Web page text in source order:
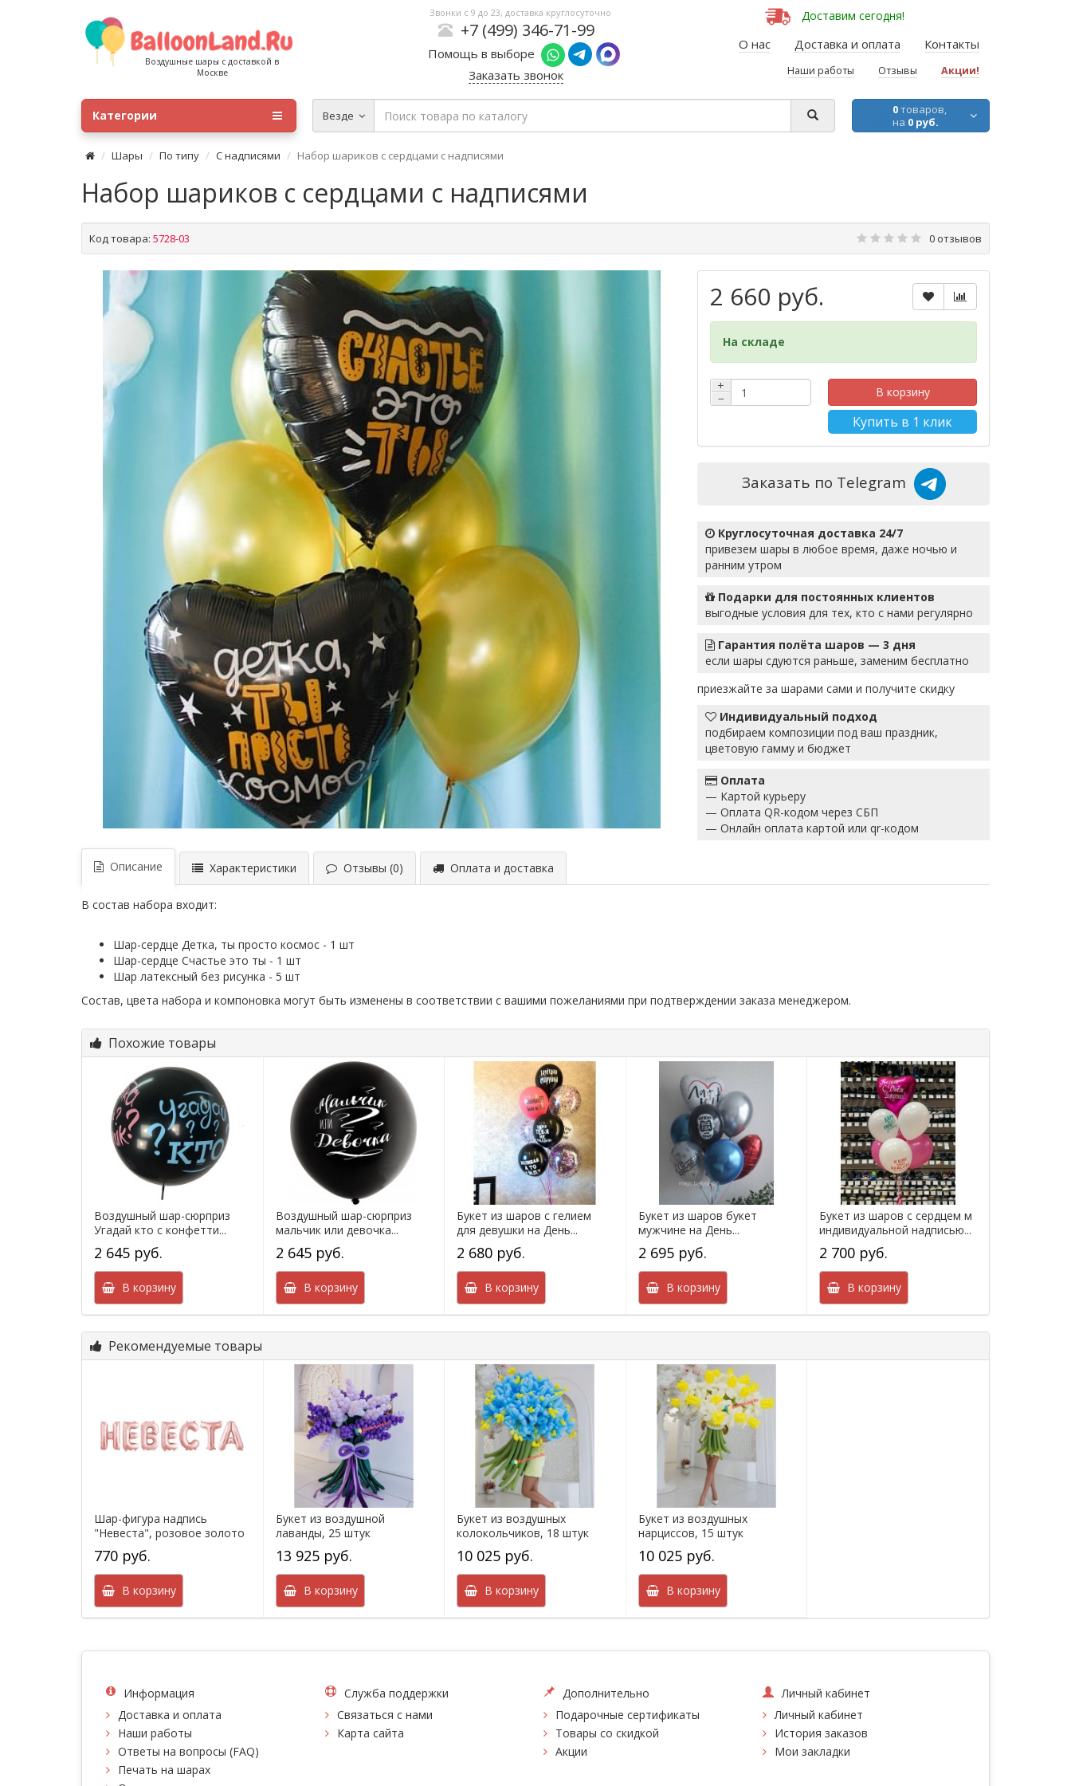
Воздушные шары с доставкой в
Москве
Звонки с 9 до 23, доставка круглосуточно
+7 (499) 346-71-99
Помощь в выборе
Заказать звонок
Доставим сегодня!
О нас Доставка и оплата Контакты
Наши работы Отзывы Акции!
Везде 0товаров,
на 0 руб.
Категории
Шары По типу С надписями Набор шариков с сердцами с надписями
Набор шариков с сердцами с надписями
Код товара: 5728-03 0 отзывов
2 660 руб.
На складе
+
−
В корзину
Купить в 1 клик
Заказать по Telegram
Круглосуточная доставка 24/7
привезем шары в любое время, даже ночью и
ранним утром
Подарки для постоянных клиентов
выгодные условия для тех, кто с нами регулярно
Гарантия полёта шаров — 3 дня
если шары сдуются раньше, заменим бесплатно
приезжайте за шарами сами и получите скидку
Индивидуальный подход
подбираем композиции под ваш праздник,
цветовую гамму и бюджет
Оплата
— Картой курьеру
— Оплата QR-кодом через СБП
— Онлайн оплата картой или qr-кодом
Описание Характеристики Отзывы (0) Оплата и доставка
В состав набора входит:
Шар-сердце Детка, ты просто космос - 1 шт
Шар-сердце Счастье это ты - 1 шт
Шар латексный без рисунка - 5 шт
Состав, цвета набора и компоновка могут быть изменены в соответствии с вашими пожеланиями при подтверждении заказа менеджером.
Похожие товары
Воздушный шар-сюрприз
Угадай кто с конфетти...
2 645 руб.
В корзину
Воздушный шар-сюрприз
мальчик или девочка...
2 645 руб.
В корзину
Букет из шаров с гелием
для девушки на День...
2 680 руб.
В корзину
Букет из шаров букет
мужчине на День...
2 695 руб.
В корзину
Букет из шаров с сердцем м
индивидуальной надписью...
2 700 руб.
В корзину
Рекомендуемые товары
Шар-фигура надпись
"Невеста", розовое золото
770 руб.
В корзину
Букет из воздушной
лаванды, 25 штук
13 925 руб.
В корзину
Букет из воздушных
колокольчиков, 18 штук
10 025 руб.
В корзину
Букет из воздушных
нарциссов, 15 штук
10 025 руб.
В корзину
Информация
Доставка и оплата
Наши работы
Ответы на вопросы (FAQ)
Печать на шарах
Служба поддержки
Связаться с нами
Карта сайта
Дополнительно
Подарочные сертификаты
Товары со скидкой
Акции
Личный кабинет
Личный кабинет
История заказов
Мои закладки